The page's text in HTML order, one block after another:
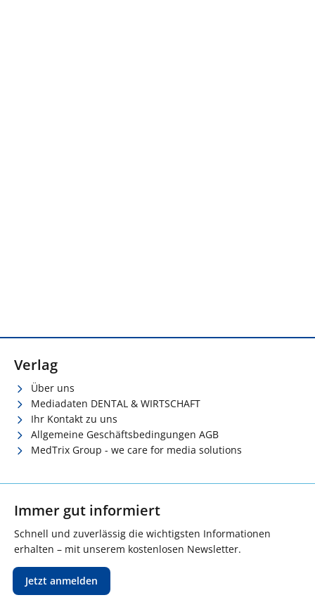
Verlag
Über uns
Mediadaten DENTAL & WIRTSCHAFT
Ihr Kontakt zu uns
Allgemeine Geschäftsbedingungen AGB
MedTrix Group - we care for media solutions
Immer gut informiert
Schnell und zuverlässig die wichtigsten Informationen
erhalten – mit unserem kostenlosen Newsletter.
Jetzt anmelden